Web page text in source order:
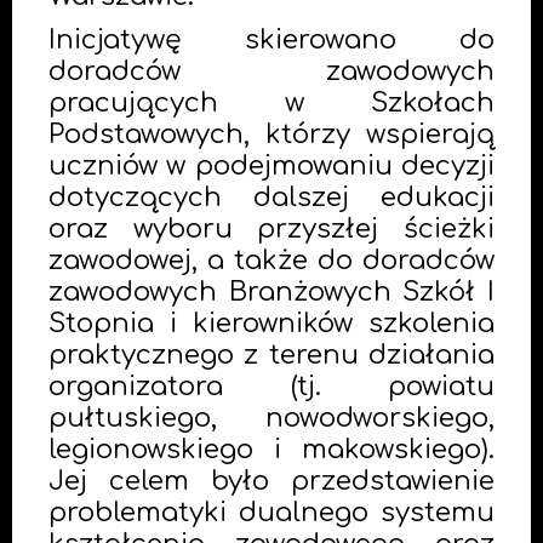
Inicjatywę skierowano do
doradców zawodowych
pracujących w Szkołach
Podstawowych, którzy wspierają
uczniów w podejmowaniu decyzji
dotyczących dalszej edukacji
oraz wyboru przyszłej ścieżki
zawodowej, a także do doradców
zawodowych Branżowych Szkół I
Stopnia i kierowników szkolenia
praktycznego z terenu działania
organizatora (tj. powiatu
pułtuskiego, nowodworskiego,
legionowskiego i makowskiego).
Jej celem było przedstawienie
problematyki dualnego systemu